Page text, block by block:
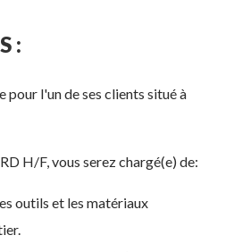
:
l'un de ses clients situé à
H/F, vous serez chargé(e) de:
outils et les matériaux